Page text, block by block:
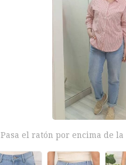
Pasa el ratón por encima de